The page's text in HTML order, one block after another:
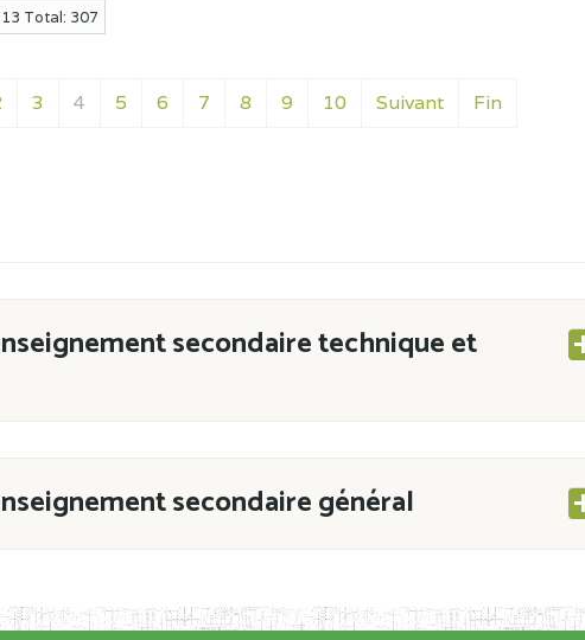
Total: 307
3 4 5 6 7 8 9 10 Suivant Fin
secondaire technique et
secondaire général
N°90/11/MINESEC/CAB du 21 mars 2011 portant ouverture